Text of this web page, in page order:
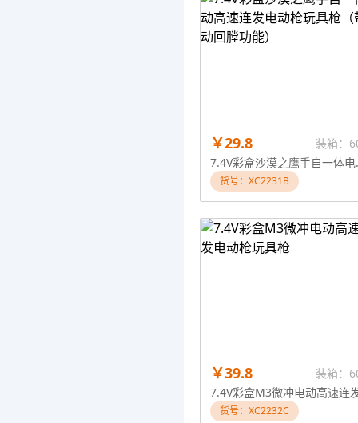
￥29.8
装箱：
7.4V彩盒
货号：XC2231B
￥39.8 装箱：
货号：XC2232C